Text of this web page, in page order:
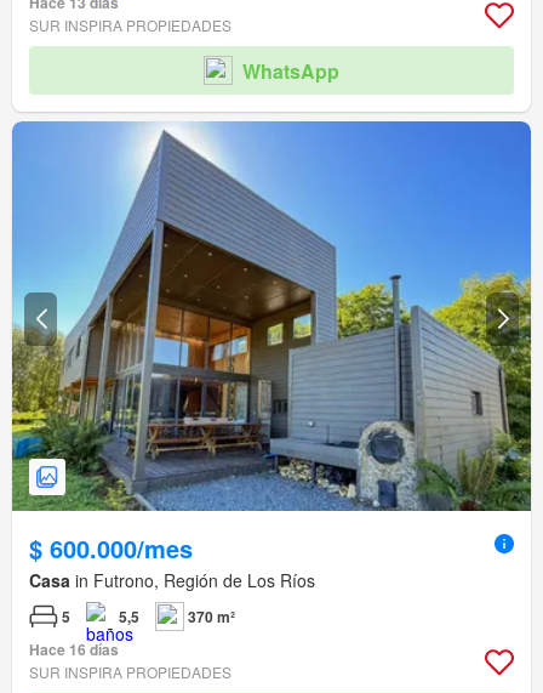
SUR INSPIRA PROPIEDADES
WhatsApp
$ 600.000/mes
Casa in Futrono, Región de Los Ríos
5 5,5
370 m²
Hace 16 días
SUR INSPIRA PROPIEDADES